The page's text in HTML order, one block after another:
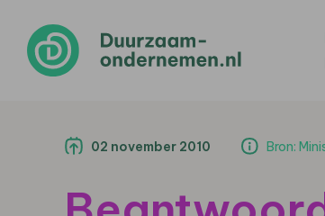
02 november 2010 Bron: